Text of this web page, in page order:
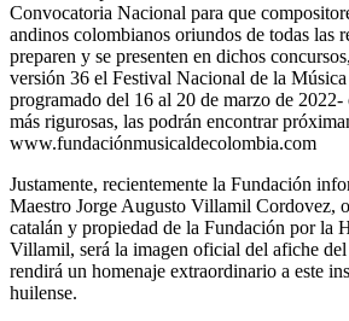
Convocatoria Nacional para que
andinos colombianos oriundos de todas las
preparen y se presenten en dichos
versión 36 el Festival Nacional de la
programado del 16 al 20 de marzo de 2022-
más rigurosas, las podrán encontrar
www.fundaciónmusicaldecolombia.com
Justamente, recientemente la Fundación
Maestro Jorge Augusto Villamil Cordovez,
catalán y propiedad de la Fundación por la
Villamil, será la imagen oficial del afiche
rendirá un homenaje extraordinario a este
huilense.